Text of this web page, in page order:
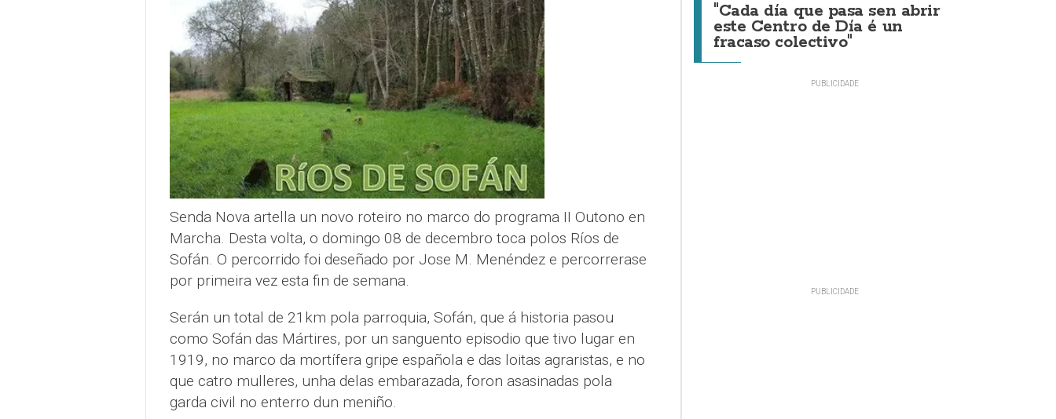
Senda Nova artella un novo roteiro no marco do programa II Outono en
Marcha. Desta volta, o domingo 08 de decembro toca polos Ríos de
Sofán. O percorrido foi deseñado por Jose M. Menéndez e percorrerase
por primeira vez esta fin de semana.
Serán un total de 21km pola parroquia, Sofán, que á historia pasou
como Sofán das Mártires, por un sanguento episodio que tivo lugar en
1919, no marco da mortífera gripe española e das loitas agraristas, e no
que catro mulleres, unha delas embarazada, foron asasinadas pola
garda civil no enterro dun meniño.
"Cada día que pasa sen abrir
este Centro de Día é un
fracaso colectivo"